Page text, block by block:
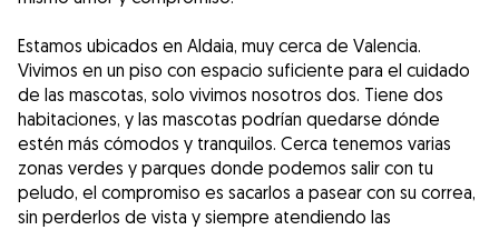
Estamos ubicados en Aldaia, muy cerca de Valencia.
Vivimos en un piso con espacio suficiente para el cuidado
de las mascotas, solo vivimos nosotros dos. Tiene dos
habitaciones, y las mascotas podrían quedarse dónde
estén más cómodos y tranquilos. Cerca tenemos varias
zonas verdes y parques donde podemos salir con tu
peludo, el compromiso es sacarlos a pasear con su correa,
sin perderlos de vista y siempre atendiendo las